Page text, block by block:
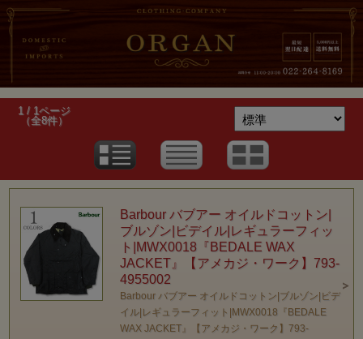
1 / 1ページ
（全8件）
Barbour バブアー オイルドコットン|
ブルゾン|ビデイル|レギュラーフィッ
ト|MWX0018『BEDALE WAX
JACKET』【アメカジ・ワーク】793-
4955002
Barbour バブアー オイルドコットン|ブルゾン|ビデ
イル|レギュラーフィット|MWX0018『BEDALE
WAX JACKET』【アメカジ・ワーク】793-